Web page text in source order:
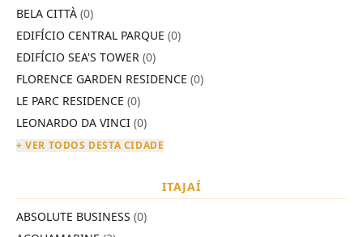
BELA CITTÀ (0)
EDIFÍCIO CENTRAL PARQUE (0)
EDIFÍCIO SEA'S TOWER (0)
FLORENCE GARDEN RESIDENCE (0)
LE PARC RESIDENCE (0)
LEONARDO DA VINCI (0)
+ VER TODOS DESTA CIDADE
ITAJAÍ
ABSOLUTE BUSINESS (0)